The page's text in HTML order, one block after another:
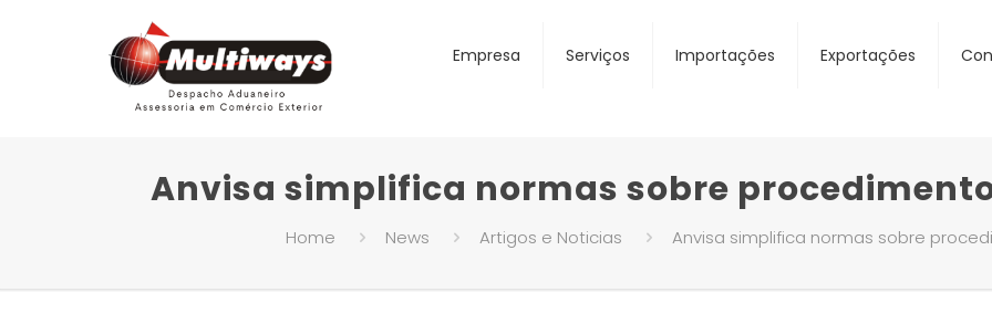
Empresa Serviços Importações Exportações
Anvisa simplifica normas sobre
Home News Artigos e Noticias Anvisa simplifica normas sobre